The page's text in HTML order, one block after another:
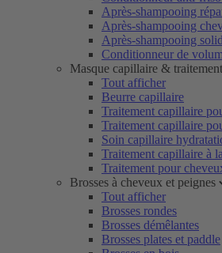
Après-shampooing
Après-shampooing
Après-shampooing
Conditionneur de
Masque capillaire &
Tout afficher
Beurre capillaire
Traitement capillaire
Traitement capillaire
Soin capillaire
Traitement capillaire à
Traitement pour
Brosses à cheveux et peignes
Tout afficher
Brosses rondes
Brosses démêlantes
Brosses plates et paddle